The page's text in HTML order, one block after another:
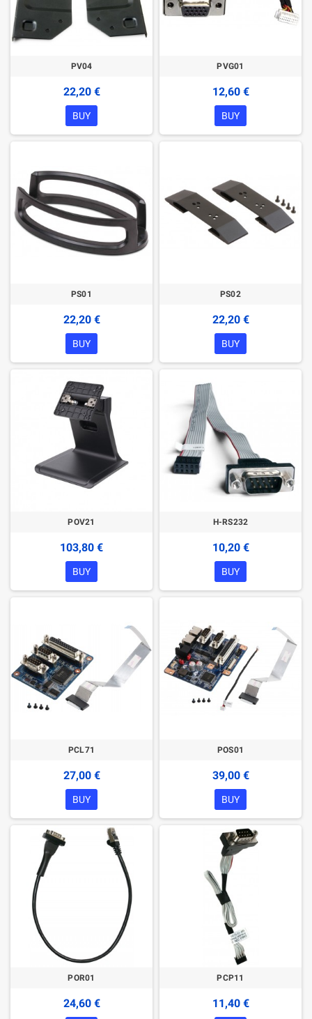
PV04
22,20 €
BUY
PVG01
12,60 €
BUY
PS01
22,20 €
BUY
PS02
22,20 €
BUY
POV21
103,80 €
BUY
H-RS232
10,20 €
BUY
PCL71
27,00 €
BUY
POS01
39,00 €
BUY
POR01
24,60 €
PCP11
11,40 €